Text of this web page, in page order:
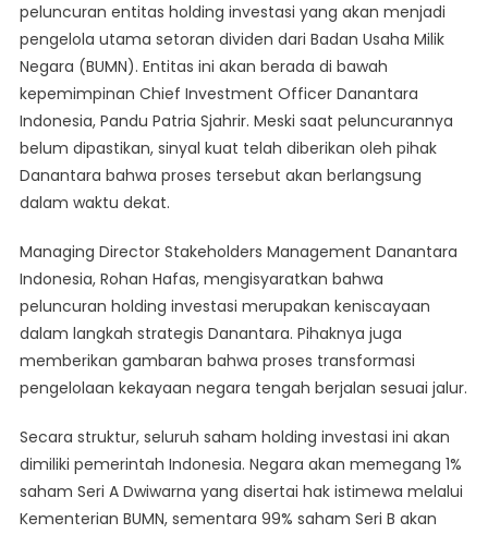
peluncuran entitas holding investasi yang akan menjadi
pengelola utama setoran dividen dari Badan Usaha Milik
Negara (BUMN). Entitas ini akan berada di bawah
kepemimpinan Chief Investment Officer Danantara
Indonesia, Pandu Patria Sjahrir. Meski saat peluncurannya
belum dipastikan, sinyal kuat telah diberikan oleh pihak
Danantara bahwa proses tersebut akan berlangsung
dalam waktu dekat.
Managing Director Stakeholders Management Danantara
Indonesia, Rohan Hafas, mengisyaratkan bahwa
peluncuran holding investasi merupakan keniscayaan
dalam langkah strategis Danantara. Pihaknya juga
memberikan gambaran bahwa proses transformasi
pengelolaan kekayaan negara tengah berjalan sesuai jalur.
Secara struktur, seluruh saham holding investasi ini akan
dimiliki pemerintah Indonesia. Negara akan memegang 1%
saham Seri A Dwiwarna yang disertai hak istimewa melalui
Kementerian BUMN, sementara 99% saham Seri B akan